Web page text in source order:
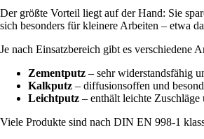
Der größte Vorteil liegt auf der Hand: Sie
sich besonders für kleinere Arbeiten – etwa
Je nach Einsatzbereich gibt es verschiedene
Zementputz – sehr widerstandsfähig
Kalkputz – diffusionsoffen und
Leichtputz – enthält leichte
Viele Produkte sind nach DIN EN 998-1